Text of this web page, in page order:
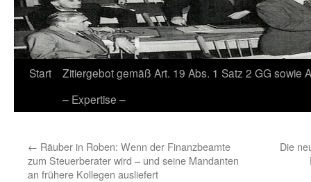
Start
Zitiergebot gemäß Art. 19 Abs. 1 Satz 2 GG sowie
– Expertise –
← Räuber in Roben: Wenn der Finanzbeamte
zum Steuerberater wird – und seine Mandanten
an frühere Kollegen ausliefert
Die